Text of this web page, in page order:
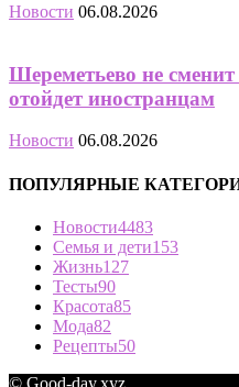
Новости 06.08.2026
Шереметьево не сменит
отойдет иностранцам
Новости 06.08.2026
ПОПУЛЯРНЫЕ
Новости4483
Семья и дети153
Жизнь127
Тесты90
Красота85
Мода82
Рецепты50
© Good-day.xyz